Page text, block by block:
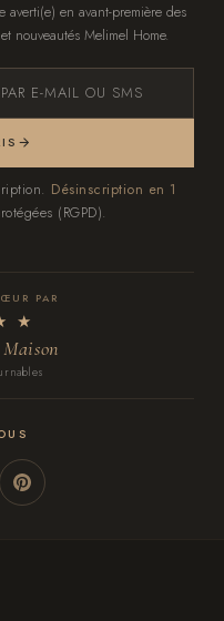
averti(e) en avant-première des
nouveautés Melimel Home.
E-MAIL OU SMS
Désinscription en 1
(RGPD).
PAR
★
Maison